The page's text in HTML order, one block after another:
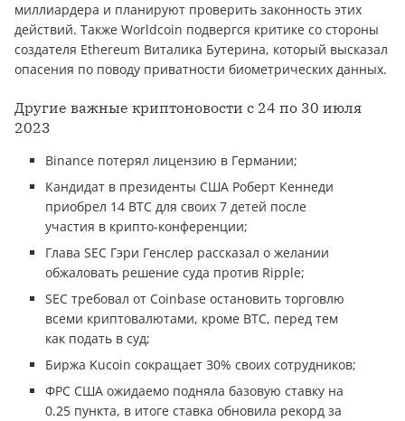
миллиардера и планируют проверить законность этих
действий. Также Worldcoin подвергся критике со стороны
создателя Ethereum Виталика Бутерина, который высказал
опасения по поводу приватности биометрических данных.
Другие важные криптоновости с 24 по 30 июля
2023
Binance потерял лицензию в Германии;
Кандидат в президенты США Роберт Кеннеди
приобрел 14 BTC для своих 7 детей после
участия в крипто-конференции;
Глава SEC Гэри Генслер рассказал о желании
обжаловать решение суда против Ripple;
SEC требовал от Coinbase остановить торговлю
всеми криптовалютами, кроме BTC, перед тем
как подать в суд;
Биржа Kucoin сокращает 30% своих сотрудников;
ФРС США ожидаемо подняла базовую ставку на
0.25 пункта, в итоге ставка обновила рекорд за